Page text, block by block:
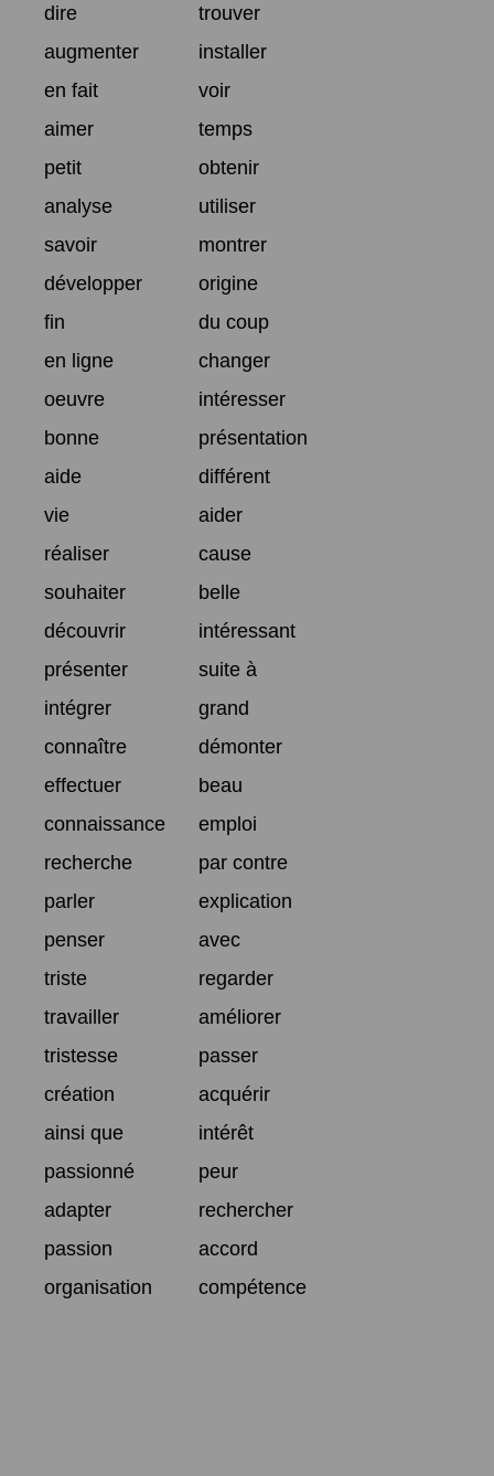
dire
trouver
augmenter
installer
en fait
voir
aimer
temps
petit
obtenir
analyse
utiliser
savoir
montrer
développer
origine
fin
du coup
en ligne
changer
oeuvre
intéresser
bonne
présentation
aide
différent
vie
aider
réaliser
cause
souhaiter
belle
découvrir
intéressant
présenter
suite à
intégrer
grand
connaître
démonter
effectuer
beau
connaissance
emploi
recherche
par contre
parler
explication
penser
avec
triste
regarder
travailler
améliorer
tristesse
passer
création
acquérir
ainsi que
intérêt
passionné
peur
adapter
rechercher
passion
accord
organisation
compétence